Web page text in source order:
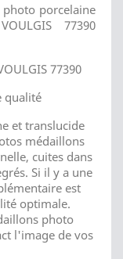
porcelaine
77390
77390
qualité
et translucide
médaillons
cuites dans
Si il y a une
est
optimale.
photo
l'image de vos